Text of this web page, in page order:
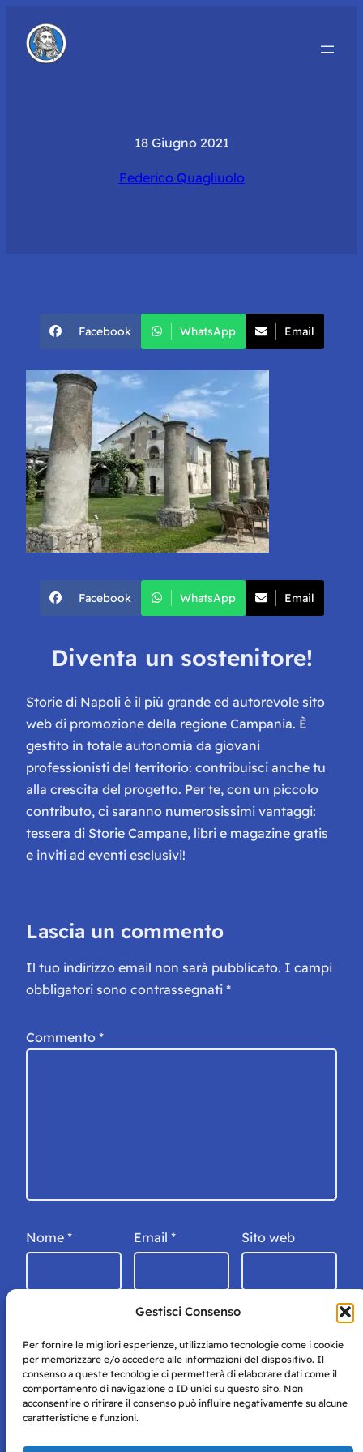
Gestisci Consenso
Per fornire le migliori esperienze, utilizziamo tecnologie come i cookie
per memorizzare e/o accedere alle informazioni del dispositivo. Il
consenso a queste tecnologie ci permetterà di elaborare dati come il
comportamento di navigazione o ID unici su questo sito. Non
acconsentire o ritirare il consenso può influire negativamente su alcune
caratteristiche e funzioni.
18 Giugno 2021
Federico Quagliuolo
Facebook WhatsApp Email
Facebook WhatsApp Email
Diventa un sostenitore!
Storie di Napoli è il più grande ed autorevole sito
web di promozione della regione Campania. È
gestito in totale autonomia da giovani
professionisti del territorio: contribuisci anche tu
alla crescita del progetto. Per te, con un piccolo
contributo, ci saranno numerosissimi vantaggi:
tessera di Storie Campane, libri e magazine gratis
e inviti ad eventi esclusivi!
Lascia un commento
Il tuo indirizzo email non sarà pubblicato. I campi
obbligatori sono contrassegnati *
Commento *
Nome * Email * Sito web